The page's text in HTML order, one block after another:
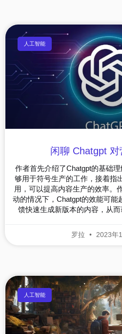
人工智能
闲聊 Chatgpt
作者首先介绍了Chatgpt的基础
够用于符号生产的工作，接着指
用，可以提高内容生产的效率。
动的情况下，Chatgpt的效能可能
馈快速生成新版本的内容，从而
罗拉 2023年
人工智能